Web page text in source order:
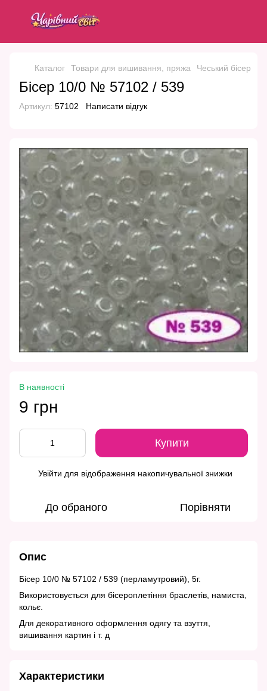
Каталог Товари для вишивання, пряжа Чеський бісер
Бісер 10/0 № 57102 / 539
Артикул: 57102 Написати відгук
В наявності
9 грн
Купити
Увійти для відображення накопичувальної знижки
До обраного Порівняти
Опис
Бісер 10/0 № 57102 / 539 (перламутровий), 5г.
Використовується для бісероплетіння браслетів, намиста,
кольє.
Для декоративного оформлення одягу та взуття,
вишивання картин і т. д
Характеристики